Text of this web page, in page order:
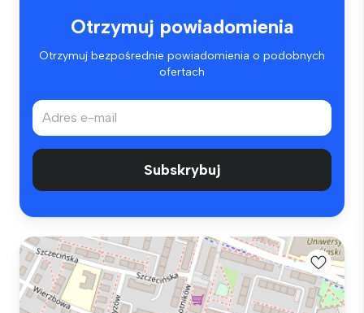
Otrzymuj powiadomienia
Otrzymuj bezpośrednie powiadomienia o podobnych
ofertach
Subskrybuj